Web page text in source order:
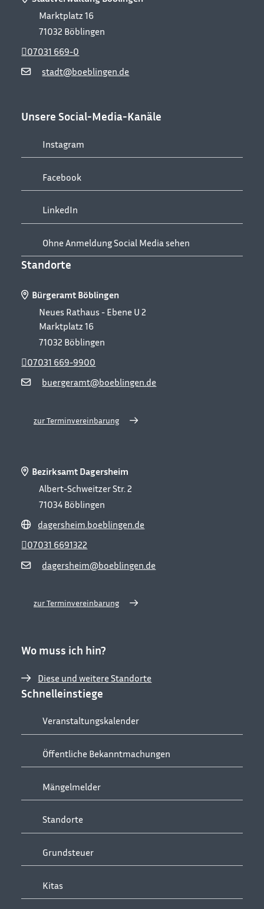
Marktplatz 16
71032 Böblingen
stadt@boeblingen.de
07031 669-0
Unsere Social-Media-Kanäle
Instagram
Facebook
LinkedIn
Ohne Anmeldung Social Media sehen
Standorte
Bürgeramt Böblingen
Neues Rathaus - Ebene U 2
Marktplatz 16
71032 Böblingen
buergeramt@boeblingen.de
07031 669-9900
zur Terminvereinbarung
Bezirksamt Dagersheim
Albert-Schweitzer Str. 2
71034 Böblingen
dagersheim.boeblingen.de
dagersheim@boeblingen.de
07031 6691322
zur Terminvereinbarung
Wo muss ich hin?
Diese und weitere Standorte
Schnelleinstiege
Veranstaltungskalender
Öffentliche Bekanntmachungen
Mängelmelder
Standorte
Grundsteuer
Kitas